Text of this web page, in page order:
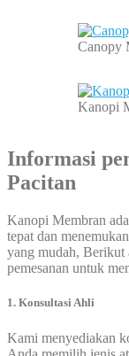
Canopy
Kanopi
Informasi
Pacitan
Kanopi Membran
tepat dan
yang mudah, Berikut
pemesanan untuk
1. Konsultasi Ahli
Kami menyediakan